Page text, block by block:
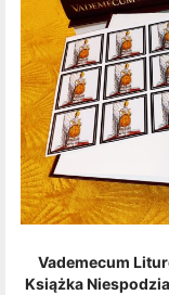
Vademecum
Książka